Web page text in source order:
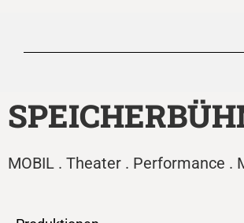
MOBIL . Theater . Performance .